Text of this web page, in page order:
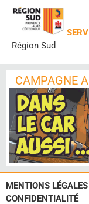
Région Sud
CAMPAGNE
MENTIONS LÉGALES
CONFIDENTIALITÉ